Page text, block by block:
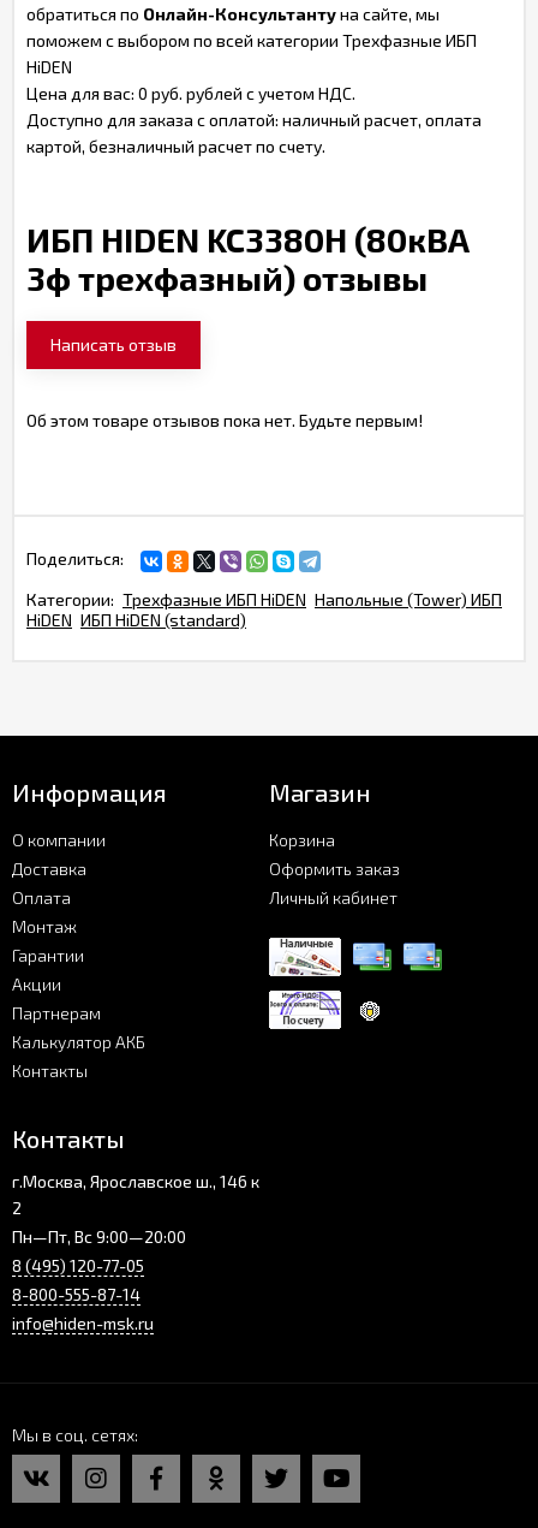
обратиться по Онлайн-Консультантуна сайте, мы
поможем с выбором по всей категории Трехфазные ИБП
HiDEN
Цена для вас: 0 руб. рублей с учетом НДС.
Доступно для заказа с оплатой: наличный расчет, оплата
картой, безналичный расчет по счету.
ИБП HIDEN KC3380H (80кВА
3ф трехфазный) отзывы
Написать отзыв
Об этом товаре отзывов пока нет. Будьте первым!
Поделиться:
Категории: Трехфазные ИБП HiDEN Напольные (Tower) ИБП
HiDEN ИБП HiDEN (standard)
Информация
О компании
Доставка
Оплата
Монтаж
Гарантии
Акции
Партнерам
Калькулятор АКБ
Контакты
Магазин
Корзина
Оформить заказ
Личный кабинет
Контакты
г.Москва, Ярославское ш., 146 к
2
Пн—Пт, Вс 9:00—20:00
8 (495) 120-77-05
8-800-555-87-14
info@hiden-msk.ru
Мы в соц. сетях